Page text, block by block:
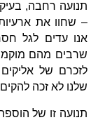
תנועה רחבה,
– שחוו את
אנו עדים לגל
שרבים מהם
לזכרם של
שלנו לא זכה
תנועה זו של